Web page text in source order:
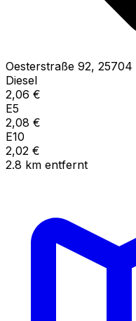
Oesterstraße 92, 25704
Diesel
2,06 €
E5
2,08 €
E10
2,02 €
2.8 km entfernt